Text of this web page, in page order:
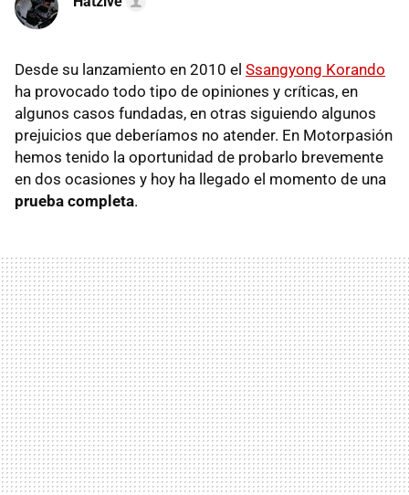
Desde su lanzamiento en 2010 el Ssangyong Korando
ha provocado todo tipo de opiniones y críticas, en
algunos casos fundadas, en otras siguiendo algunos
prejuicios que deberíamos no atender. En Motorpasión
hemos tenido la oportunidad de probarlo brevemente
en dos ocasiones y hoy ha llegado el momento de una
prueba completa.